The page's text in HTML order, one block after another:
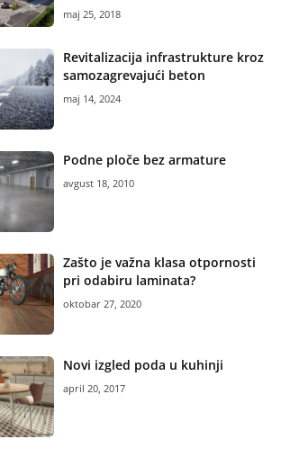
maj 25, 2018
Revitalizacija infrastrukture kroz
samozagrevajući beton
maj 14, 2024
Podne ploče bez armature
avgust 18, 2010
Zašto je važna klasa otpornosti
pri odabiru laminata?
oktobar 27, 2020
Novi izgled poda u kuhinji
april 20, 2017